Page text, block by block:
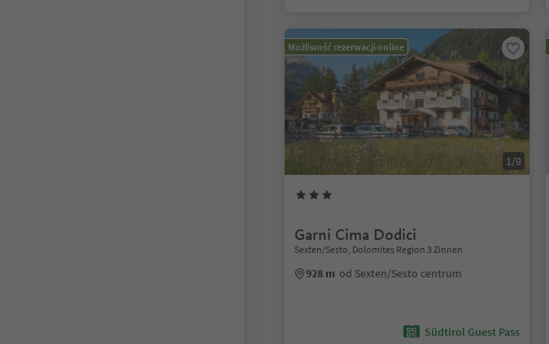
Możliwość rezerwacji online
1/9
Garni Cima Dodici
Sexten/Sesto, Dolomites Region 3 Zinnen
928 m od Sexten/Sesto centrum
Südtirol Guest Pass